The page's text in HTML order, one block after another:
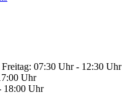
07:30 Uhr - 12:30 Uhr
Uhr
18:00 Uhr